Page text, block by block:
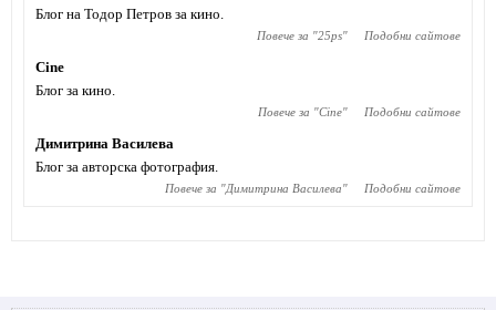
Блог на Тодор Петров за кино.
Повече за "25ps" Подобни сайтове
Cine
Блог за кино.
Повече за "Cine" Подобни сайтове
Димитрина Василева
Блог за авторска фотография.
Повече за "Димитрина Василева" Подобни сайтове